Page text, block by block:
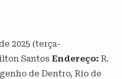
2025 (terça-
Santos Endereço: R.
de Dentro, Rio de